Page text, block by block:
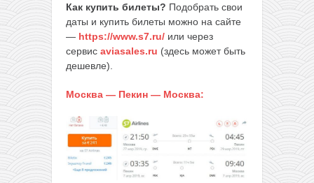
Как купить билеты? Подобрать свои
даты и купить билеты можно на сайте
— https://www.s7.ru/ или через
сервис aviasales.ru (здесь может быть
дешевле).
Москва — Пекин — Москва: